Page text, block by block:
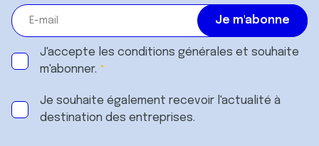
J'accepte les conditions générales et souhaite
m'abonner.
Je souhaite également recevoir l'actualité à
destination des entreprises.